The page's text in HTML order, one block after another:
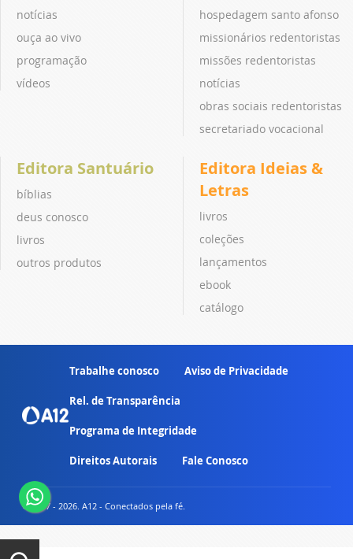
notícias
ouça ao vivo
programação
vídeos
hospedagem santo afonso
missionários redentoristas
missões redentoristas
notícias
obras sociais redentoristas
secretariado vocacional
Editora Santuário
bíblias
deus conosco
livros
outros produtos
Editora Ideias &
Letras
livros
coleções
lançamentos
ebook
catálogo
Trabalhe conosco Aviso de Privacidade
Rel. de Transparência
Programa de Integridade
Direitos Autorais Fale Conosco
© 2007 - 2026. A12 - Conectados pela fé.